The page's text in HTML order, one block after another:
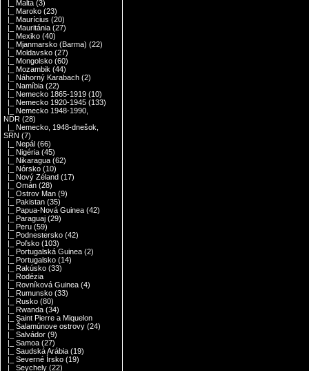
|_ Malta (3)
|_ Maroko (23)
|_ Maurícius (20)
|_ Mauritánia (27)
|_ Mexiko (40)
|_ Mjanmarsko (Barma) (22)
|_ Moldavsko (27)
|_ Mongolsko (60)
|_ Mozambik (44)
|_ Náhorný Karabach (2)
|_ Namíbia (22)
|_ Nemecko 1865-1919 (10)
|_ Nemecko 1920-1945 (133)
|_ Nemecko 1948-1990,
NDR (28)
|_ Nemecko, 1948-dnešok,
SRN (7)
|_ Nepál (66)
|_ Nigéria (45)
|_ Nikaragua (62)
|_ Nórsko (10)
|_ Nový Zéland (17)
|_ Omán (28)
|_ Ostrov Man (9)
|_ Pakistan (35)
|_ Papua-Nová Guinea (42)
|_ Paraguaj (29)
|_ Peru (59)
|_ Podnestersko (42)
|_ Poľsko (103)
|_ Portugalská Guinea (2)
|_ Portugalsko (14)
|_ Rakúsko (33)
|_ Rodézia
|_ Rovníková Guinea (4)
|_ Rumunsko (33)
|_ Rusko (80)
|_ Rwanda (34)
|_ Saint Pierre a Miquelon
|_ Šalamúnove ostrovy (24)
|_ Salvádor (9)
|_ Samoa (27)
|_ Saudská Arábia (19)
|_ Severné Írsko (19)
|_ Seychely (22)